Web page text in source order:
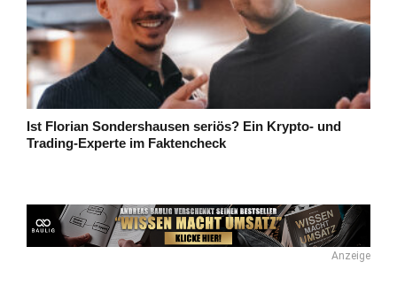
Ist Florian Sondershausen seriös? Ein Krypto- und
Trading-Experte im Faktencheck
Anzeige